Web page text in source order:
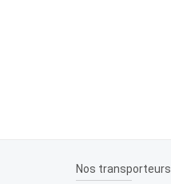
Nos transporteurs